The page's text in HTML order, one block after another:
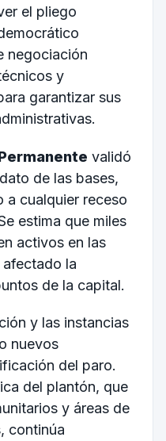
el pliego
negociación
y
garantizar sus
validó
de las bases,
a cualquier receso
estima que miles
activos en las
la
de la capital.
y las instancias
nuevos
del paro.
del plantón, que
y áreas de
continúa